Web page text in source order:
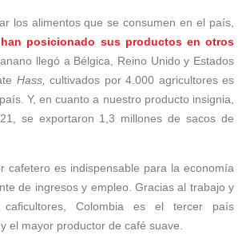
los alimentos que se consumen en el país,
posicionado sus productos en otros
llegó a Bélgica, Reino Unido y Estados
Hass, cultivados por 4.000 agricultores es
Y, en cuanto a nuestro producto insignia,
se exportaron 1,3 millones de sacos de
cafetero es indispensable para la economía
de ingresos y empleo. Gracias al trabajo y
Colombia es el tercer país
el mayor productor de café suave.